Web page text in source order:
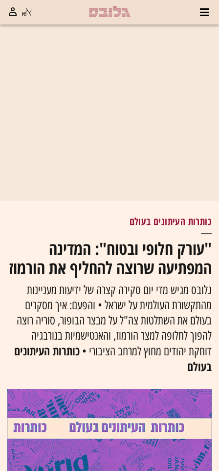
כותרות העיתונים בעולם
"עורק חלופי ובטוח": המדינה
המפתיעה שרוצה להחליף את הורמוז
גלובס מגיש מדי יום סקירה קצרה של ידיעות מעניינות
מהתקשורת העולמית על ישראל • והפעם: איך מסקרים
בעולם את השתלטות צה"ל על מבצר הבופור, סוריה רוצה
להפוך לחלופה למצר הורמוז, והאנטישמיות בנורבגיה
דוחקת יהודים מחוץ למרחב הציבורי • כותרות העיתונים
בעולם